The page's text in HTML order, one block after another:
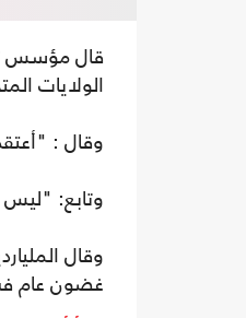
قال مؤسس
الولايات
وقال :
وتابع: "ليس
وقال
غضون عام